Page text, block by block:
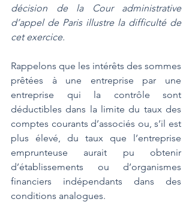
décision de la Cour administrative
d’appel de Paris illustre la difficulté de
cet exercice.
Rappelons que les intérêts des sommes
prêtées à une entreprise par une
entreprise qui la contrôle sont
déductibles dans la limite du taux des
comptes courants d’associés ou, s’il est
plus élevé, du taux que l’entreprise
emprunteuse aurait pu obtenir
d’établissements ou d’organismes
financiers indépendants dans des
conditions analogues.